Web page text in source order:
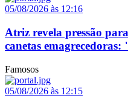
05/08/2026 às 12:16
Atriz revela pressão
canetas
Famosos
05/08/2026 às 12:15